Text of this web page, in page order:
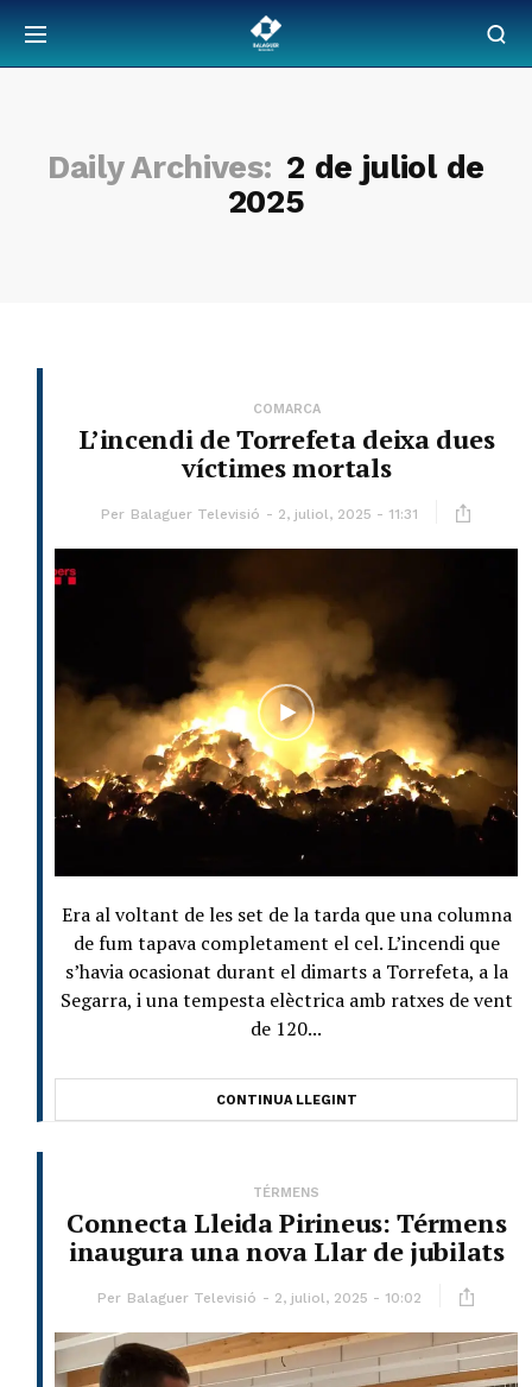
Daily Archives: 2 de juliol de
2025
COMARCA
L’incendi de Torrefeta deixa dues
víctimes mortals
Per Balaguer Televisió 2, juliol, 2025 - 11:31
Era al voltant de les set de la tarda que una columna
de fum tapava completament el cel. L’incendi que
s’havia ocasionat durant el dimarts a Torrefeta, a la
Segarra, i una tempesta elèctrica amb ratxes de vent
de 120...
CONTINUA LLEGINT
TÉRMENS
Connecta Lleida Pirineus: Térmens
inaugura una nova Llar de jubilats
Per Balaguer Televisió 2, juliol, 2025 - 10:02